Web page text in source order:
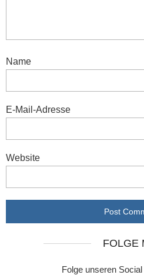
Name
E-Mail-Adresse
Website
FOLGE
Folge unseren